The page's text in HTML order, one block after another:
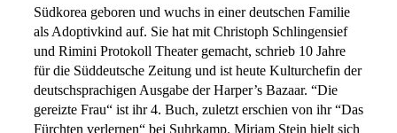
Südkorea geboren und wuchs in einer deutschen Familie
als Adoptivkind auf. Sie hat mit Christoph Schlingensief
und Rimini Protokoll Theater gemacht, schrieb 10 Jahre
für die Süddeutsche Zeitung und ist heute Kulturchefin der
deutschsprachigen Ausgabe der Harper’s Bazaar. “Die
gereizte Frau“ ist ihr 4. Buch, zuletzt erschien von ihr “Das
Fürchten verlernen“ bei Suhrkamp. Miriam Stein hielt sich